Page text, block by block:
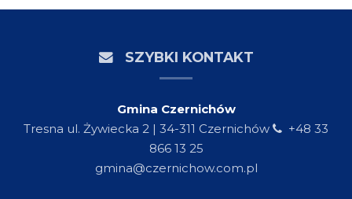
SZYBKI KONTAKT
Gmina Czernichów
Tresna ul. Żywiecka 2 | 34-311 Czernichów
+48 33
866 13 25
gmina@czernichow.com.pl